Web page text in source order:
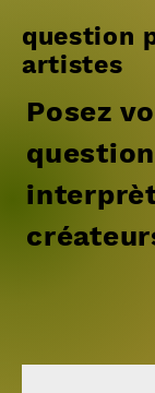
question
artistes
Posez